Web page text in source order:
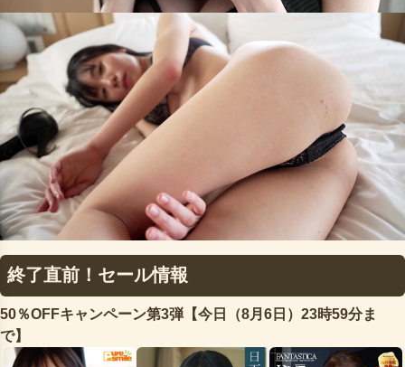
終了直前！セール情報
50％OFFキャンペーン第3弾【今日（8月6日）23時59分ま
で】